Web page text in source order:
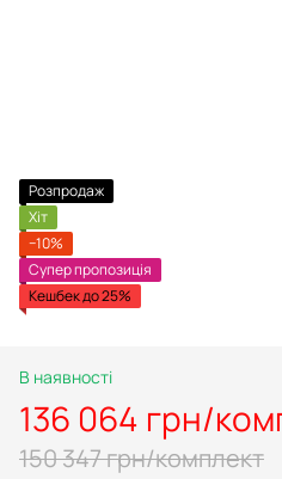
Розпродаж
Хіт
−10%
Супер пропозиція
Кешбек до 25%
В наявності
136 064 грн/
150 347 грн/комплект